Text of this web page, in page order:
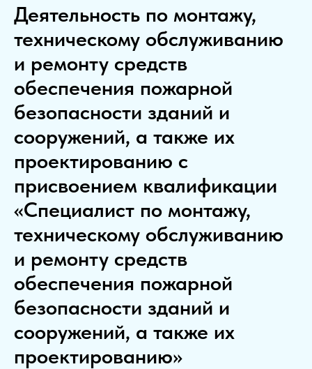
Деятельность по монтажу,
техническому обслуживанию
и ремонту средств
обеспечения пожарной
безопасности зданий и
сооружений, а также их
проектированию с
присвоением квалификации
«Специалист по монтажу,
техническому обслуживанию
и ремонту средств
обеспечения пожарной
безопасности зданий и
сооружений, а также их
проектированию»